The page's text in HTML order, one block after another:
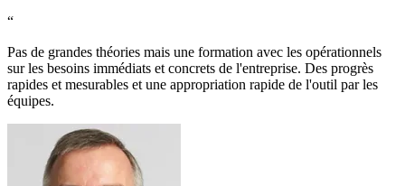
“
Pas de grandes théories mais une formation avec les opérationnels
sur les besoins immédiats et concrets de l'entreprise. Des progrès
rapides et mesurables et une appropriation rapide de l'outil par les
équipes.